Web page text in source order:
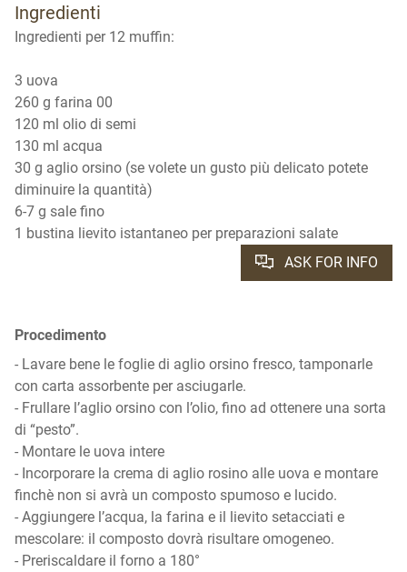
Ingredienti
Ingredienti per 12 muffin:
3 uova
260 g farina 00
120 ml olio di semi
130 ml acqua
30 g aglio orsino (se volete un gusto più delicato potete
diminuire la quantità)
6-7 g sale fino
1 bustina lievito istantaneo per preparazioni salate
ASK FOR INFO
Procedimento
- Lavare bene le foglie di aglio orsino fresco, tamponarle
con carta assorbente per asciugarle.
- Frullare l’aglio orsino con l’olio, fino ad ottenere una sorta
di “pesto”.
- Montare le uova intere
- Incorporare la crema di aglio rosino alle uova e montare
finchè non si avrà un composto spumoso e lucido.
- Aggiungere l’acqua, la farina e il lievito setacciati e
mescolare: il composto dovrà risultare omogeneo.
- Preriscaldare il forno a 180°